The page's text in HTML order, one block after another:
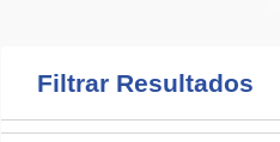
Filtrar Resultados